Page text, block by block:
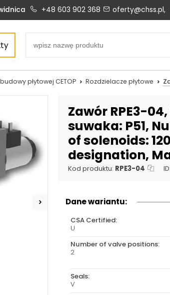
Biuro obsługi klienta:
+48 603 902 368
536 202 250
609 877 288
Uszczelnienia
+48 669 834 274
+48 535 424 483
+48 603 902 368 oferty@chss.pl,
płytowej CETOP Rozdzielacze płytowe
Zawór RPE3-
suwaka: P51,
of solenoids:
designation,
Kod produktu: RPE3-04 ID:
Dane wariantu:
CSA Certified:
U
Number of valve positions:
2
Seals:
V